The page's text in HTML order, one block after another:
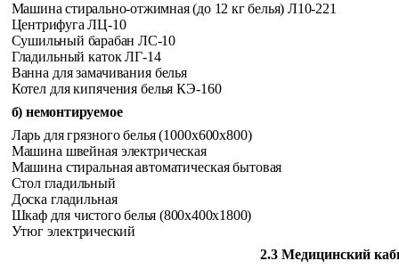
Машина стирально-отжимная (до 12 кг белья) Л10-221
Центрифуга ЛЦ-10
Сушильный барабан ЛС-10
Гладильный каток ЛГ-14
Ванна для замачивания белья
Котел для кипячения белья КЭ-160
б) немонтируемое
Ларь для грязного белья (1000x600x800)
Машина швейная электрическая
Машина стиральная автоматическая бытовая
Стол гладильный
Доска гладильная
Шкаф для чистого белья (800x400x1800)
Утюг электрический
2.3 Медицинский